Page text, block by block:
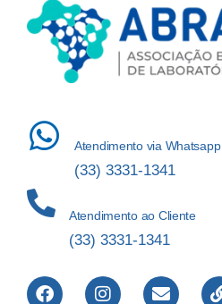
Atendimento via Whatsapp
(33) 3331-1341
Atendimento ao Cliente
(33) 3331-1341